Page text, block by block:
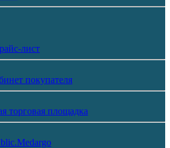
лист
покупателя
торговая площадка